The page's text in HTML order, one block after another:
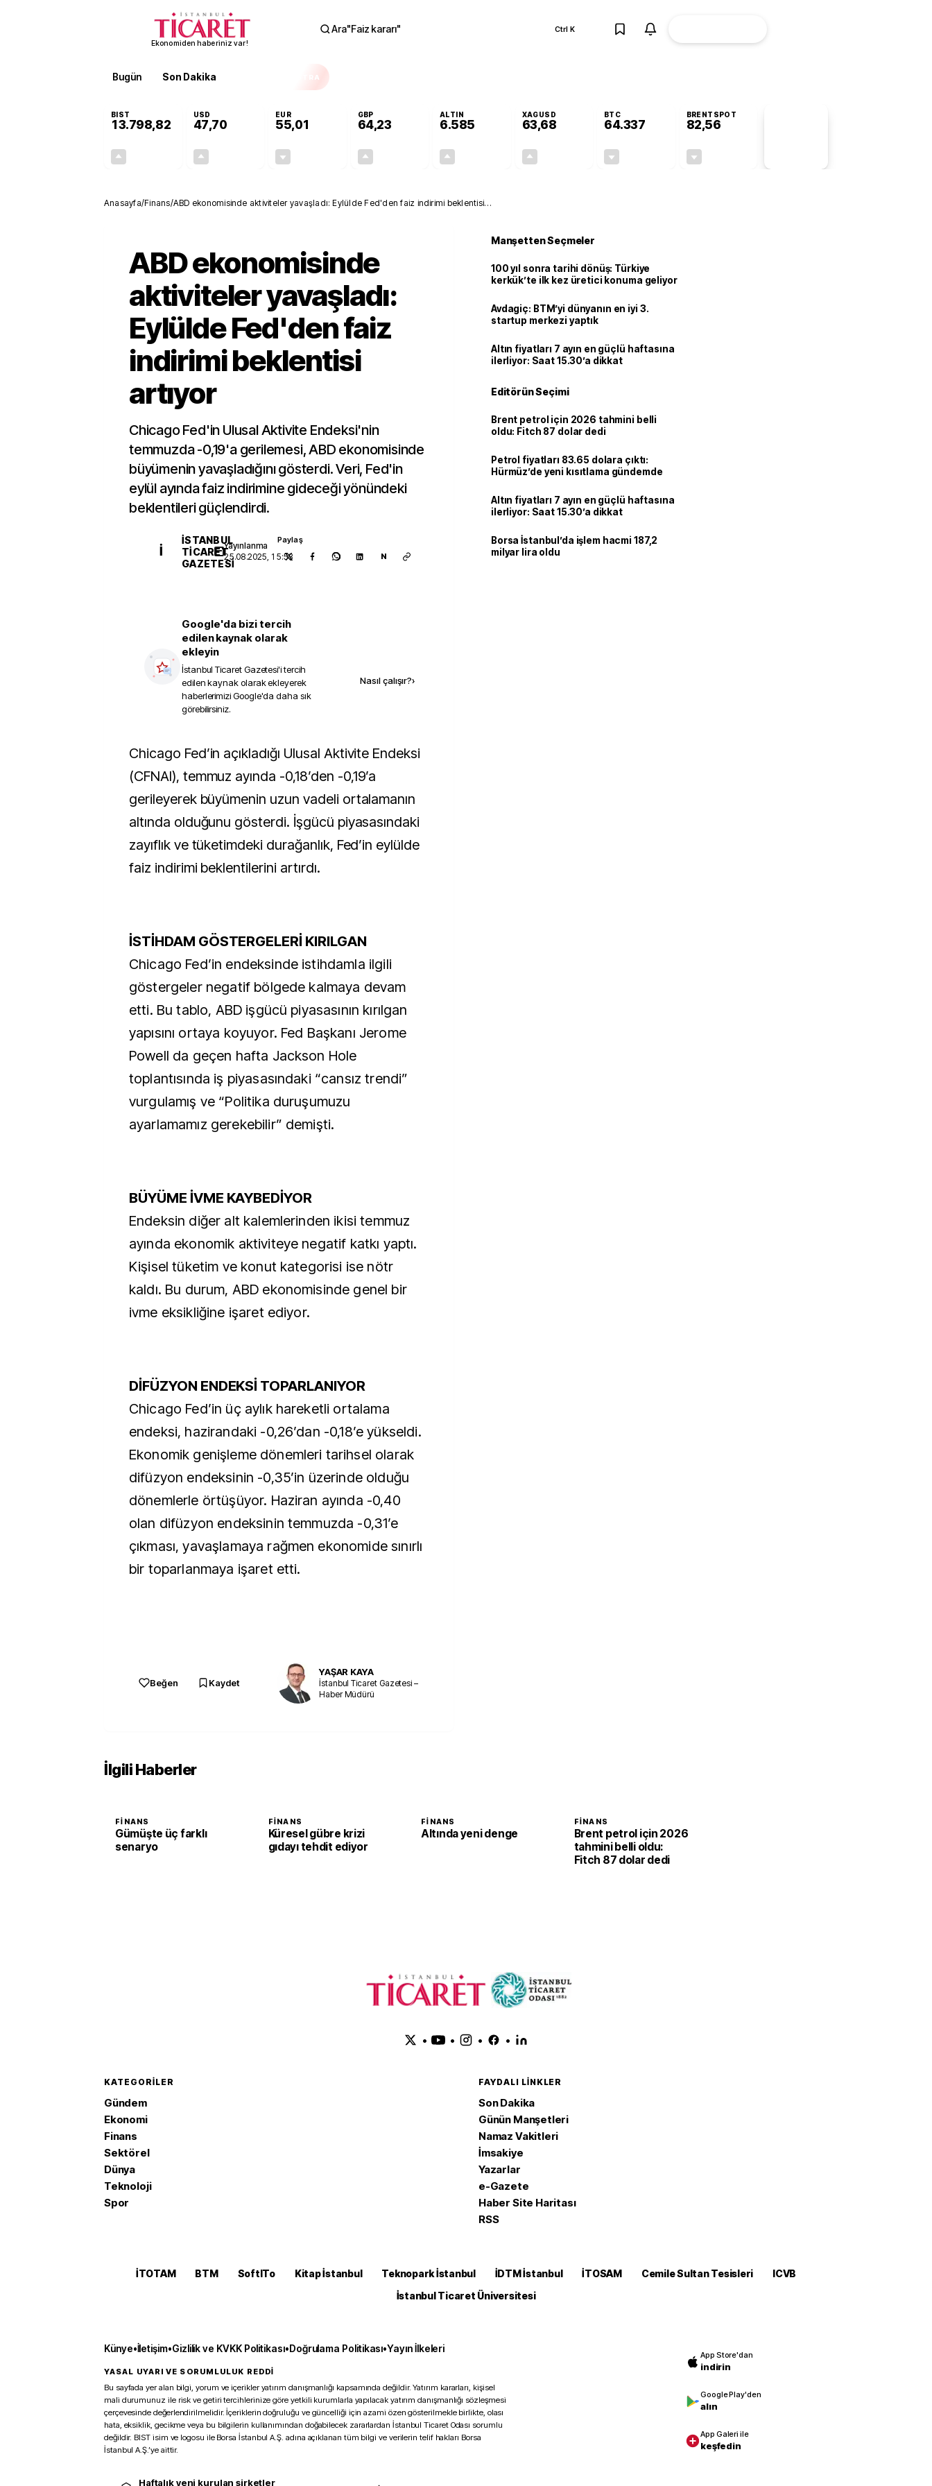
Ekonomiden haberiniz var!
Ara"Faiz kararı" Ctrl K
Bugün Son Dakika EKSTRA
BIST
13.798,82
USD
47,70
EUR
55,01
GBP
64,23
ALTIN
6.585
XAGUSD
63,68
BTC
64.337
BRENTSPOT
82,56
Anasayfa/Finans/ABD ekonomisinde aktiviteler yavaşladı: Eylülde Fed'den faiz indirimi beklentisi
ABD ekonomisinde
aktiviteler yavaşladı:
Eylülde Fed'den faiz
indirimi beklentisi
artıyor
Chicago Fed'in Ulusal Aktivite Endeksi'nin
temmuzda -0,19'a gerilemesi, ABD ekonomisinde
büyümenin yavaşladığını gösterdi. Veri, Fed'in
eylül ayında faiz indirimine gideceği yönündeki
beklentileri güçlendirdi.
İ
İSTANBUL
TICARET
GAZETESI
Yayınlanma
25.08.2025, 15:53
Paylaş
N
Google'da bizi tercih
edilen kaynak olarak
ekleyin
İstanbul Ticaret Gazetesi'i tercih
edilen kaynak olarak ekleyerek
haberlerimizi Google'da daha sık
görebilirsiniz.
Nasıl çalışır?›
Chicago Fed’in açıkladığı Ulusal Aktivite Endeksi
(CFNAI), temmuz ayında -0,18’den -0,19’a
gerileyerek büyümenin uzun vadeli ortalamanın
altında olduğunu gösterdi. İşgücü piyasasındaki
zayıflık ve tüketimdeki durağanlık, Fed’in eylülde
faiz indirimi beklentilerini artırdı.
İSTİHDAM GÖSTERGELERİ KIRILGAN
Chicago Fed’in endeksinde istihdamla ilgili
göstergeler negatif bölgede kalmaya devam
etti. Bu tablo, ABD işgücü piyasasının kırılgan
yapısını ortaya koyuyor. Fed Başkanı Jerome
Powell da geçen hafta Jackson Hole
toplantısında iş piyasasındaki “cansız trendi”
vurgulamış ve “Politika duruşumuzu
ayarlamamız gerekebilir” demişti.
BÜYÜME İVME KAYBEDİYOR
Endeksin diğer alt kalemlerinden ikisi temmuz
ayında ekonomik aktiviteye negatif katkı yaptı.
Kişisel tüketim ve konut kategorisi ise nötr
kaldı. Bu durum, ABD ekonomisinde genel bir
ivme eksikliğine işaret ediyor.
DİFÜZYON ENDEKSİ TOPARLANIYOR
Chicago Fed’in üç aylık hareketli ortalama
endeksi, hazirandaki -0,26’dan -0,18’e yükseldi.
Ekonomik genişleme dönemleri tarihsel olarak
difüzyon endeksinin -0,35’in üzerinde olduğu
dönemlerle örtüşüyor. Haziran ayında -0,40
olan difüzyon endeksinin temmuzda -0,31’e
çıkması, yavaşlamaya rağmen ekonomide sınırlı
bir toparlanmaya işaret etti.
Beğen Kaydet
YAŞAR KAYA
İstanbul Ticaret Gazetesi –
Haber Müdürü
Manşetten Seçmeler
100 yıl sonra tarihi dönüş: Türkiye
kerkük’te ilk kez üretici konuma geliyor
Avdagiç: BTM’yi dünyanın en iyi 3.
startup merkezi yaptık
Altın fiyatları 7 ayın en güçlü haftasına
ilerliyor: Saat 15.30’a dikkat
Editörün Seçimi
Brent petrol için 2026 tahmini belli
oldu: Fitch 87 dolar dedi
Petrol fiyatları 83.65 dolara çıktı:
Hürmüz’de yeni kısıtlama gündemde
Altın fiyatları 7 ayın en güçlü haftasına
ilerliyor: Saat 15.30’a dikkat
Borsa İstanbul’da işlem hacmi 187,2
milyar lira oldu
İlgili Haberler
FINANS
Gümüşte üç farklı
senaryo
FINANS
Küresel gübre krizi
gıdayı tehdit ediyor
FINANS
Altında yeni denge
FINANS
Brent petrol için 2026
tahmini belli oldu:
Fitch 87 dolar dedi
• • • •
KATEGORILER
Gündem
Ekonomi
Finans
Sektörel
Dünya
Teknoloji
Spor
FAYDALI LINKLER
Son Dakika
Günün Manşetleri
Namaz Vakitleri
İmsakiye
Yazarlar
e-Gazete
Haber Site Haritası
RSS
İTOTAM BTM SoftITo Kitap İstanbul Teknopark İstanbul İDTM İstanbul İTOSAM Cemile Sultan Tesisleri
ICVB
İstanbul Ticaret Üniversitesi
Künye•İletişim•Gizlilik ve KVKK Politikası•Doğrulama Politikası•Yayın İlkeleri
YASAL UYARI VE SORUMLULUK REDDİ
Bu sayfada yer alan bilgi, yorum ve içerikler yatırım danışmanlığı kapsamında değildir. Yatırım kararları, kişisel
mali durumunuz ile risk ve getiri tercihlerinize göre yetkili kurumlarla yapılacak yatırım danışmanlığı sözleşmesi
çerçevesinde değerlendirilmelidir. İçeriklerin doğruluğu ve güncelliği için azami özen gösterilmekle birlikte, olası
hata, eksiklik, gecikme veya bu bilgilerin kullanımından doğabilecek zararlardan İstanbul Ticaret Odası sorumlu
değildir. BIST isim ve logosu ile Borsa İstanbul A.Ş. adına açıklanan tüm bilgi ve verilerin telif hakları Borsa
İstanbul A.Ş.’ye aittir.
Haftalık yeni kurulan şirketler
App Store'dan
indirin
Google Play'den
alın
App Galeri ile
keşfedin